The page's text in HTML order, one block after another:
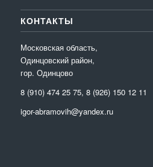
КОНТАКТЫ
Московская область,
Одинцовский район,
гор. Одинцово
8 (910) 474 25 75, 8 (926) 150 12 11
igor-abramovih@yandex.ru